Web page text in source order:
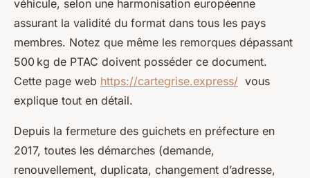
véhicule, selon une harmonisation européenne
assurant la validité du format dans tous les pays
membres. Notez que même les remorques dépassant
500 kg de PTAC doivent posséder ce document.
Cette page web https://cartegrise.express/ vous
explique tout en détail.
Depuis la fermeture des guichets en préfecture en
2017, toutes les démarches (demande,
renouvellement, duplicata, changement d’adresse,